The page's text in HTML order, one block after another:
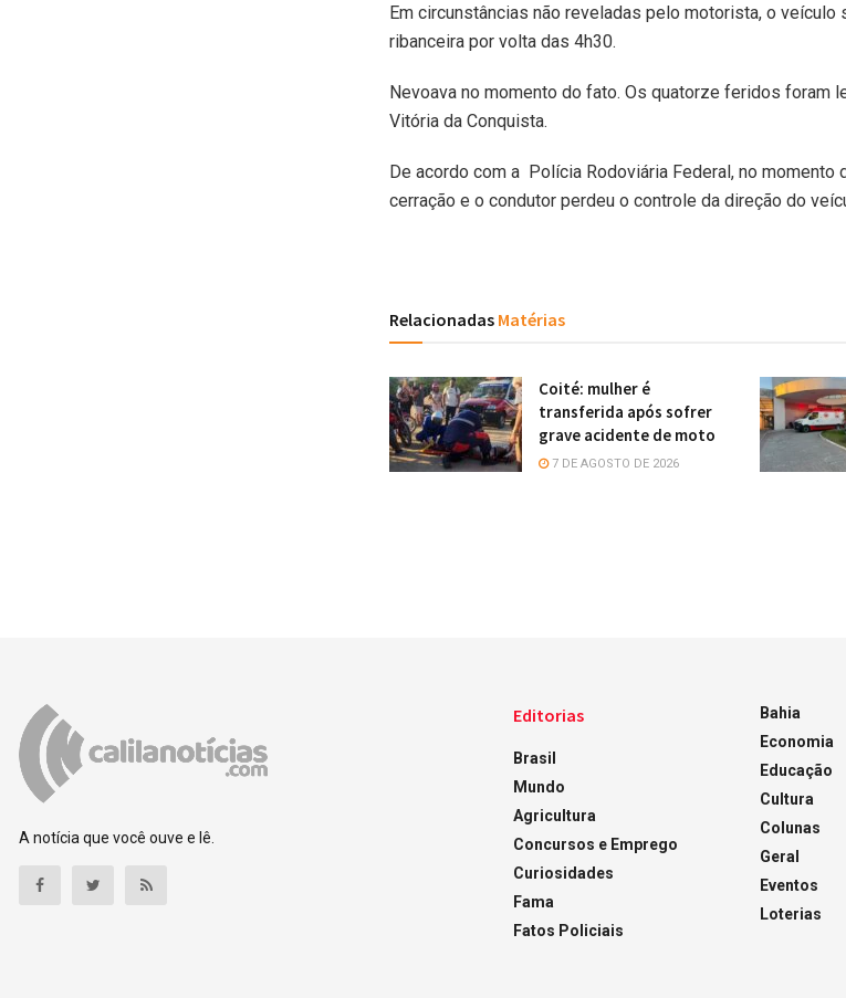
Em circunstâncias não reveladas pelo motorista, o veículo
ribanceira por volta das 4h30.
Nevoava no momento do fato. Os quatorze feridos foram
Vitória da Conquista.
De acordo com a Polícia Rodoviária Federal, no momento
cerração e o condutor perdeu o controle da direção do
Relacionadas Matérias
Coité: mulher é
transferida após sofrer
grave acidente de moto
7 DE AGOSTO DE 2026
A notícia que você ouve e lê.
Editorias
Brasil
Mundo
Agricultura
Concursos e Emprego
Curiosidades
Fama
Fatos Policiais
Bahia
Economia
Educação
Cultura
Colunas
Geral
Eventos
Loterias